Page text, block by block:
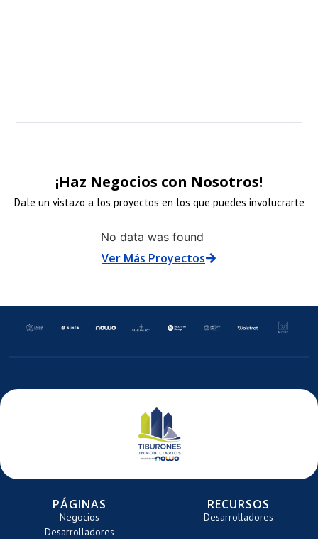
¡Haz Negocios con Nosotros!
Dale un vistazo a los proyectos en los que puedes involucrarte
No data was found
Ver Más Proyectos
ENLACE
DE
IMAGEN
DE
CARRETE
ENLACE
DE
IMAGEN
DE
CARRETE
PÁGINAS
Negocios
Desarrolladores
RECURSOS
Desarrolladores